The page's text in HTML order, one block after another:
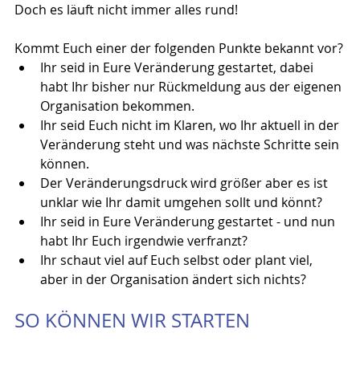
Doch es läuft nicht immer alles rund!
Kommt Euch einer der folgenden Punkte bekannt vor?
Ihr seid in Eure Veränderung gestartet, dabei
habt Ihr bisher nur Rückmeldung aus der eigenen
Organisation bekommen.
Ihr seid Euch nicht im Klaren, wo Ihr aktuell in der
Veränderung steht und was nächste Schritte sein
können.
Der Veränderungsdruck wird größer aber es ist
unklar wie Ihr damit umgehen sollt und könnt?
Ihr seid in Eure Veränderung gestartet - und nun
habt Ihr Euch irgendwie verfranzt?
Ihr schaut viel auf Euch selbst oder plant viel,
aber in der Organisation ändert sich nichts?
SO KÖNNEN WIR STARTEN